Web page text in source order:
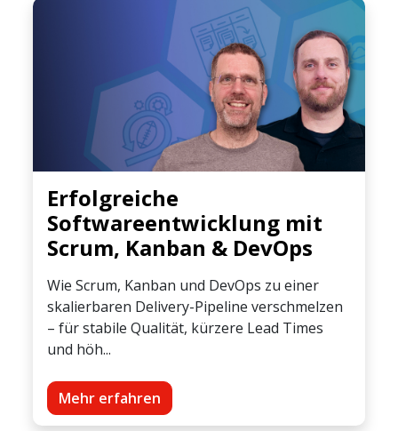
Erfolgreiche
Softwareentwicklung mit
Scrum, Kanban & DevOps
Wie Scrum, Kanban und DevOps zu einer
skalierbaren Delivery-Pipeline verschmelzen
– für stabile Qualität, kürzere Lead Times
und höh...
Mehr erfahren